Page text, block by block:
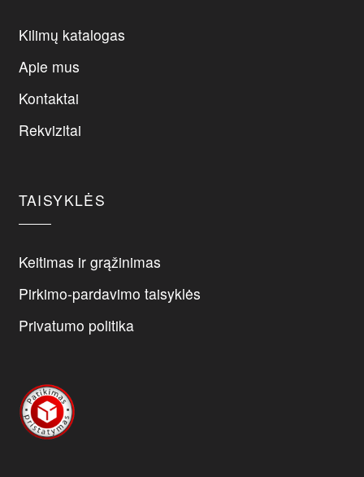
options
Kilimų katalogas
Apie mus
Kontaktai
Rekvizitai
TAISYKLĖS
Keitimas ir grąžinimas
Pirkimo-pardavimo taisyklės
Privatumo politika